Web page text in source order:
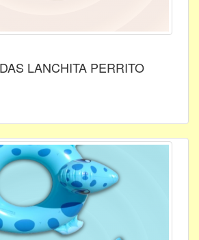
LANCHITA PERRITO